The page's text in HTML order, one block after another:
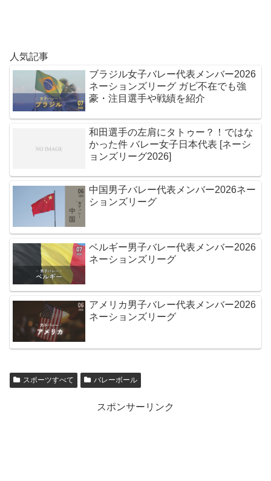
人気記事
ブラジル女子バレー代表メンバー2026
ネーションズリーグ ガビ不在でも強
豪・注目選手や戦績を紹介
和田選手の左肩にタトゥー？！ではな
かった件 バレー女子日本代表 [ネーシ
ョンズリーグ2026]
中国男子バレー代表メンバー2026ネー
ションズリーグ
ベルギー男子バレー代表メンバー2026
ネーションズリーグ
アメリカ男子バレー代表メンバー2026
ネーションズリーグ
スポーツすべて バレーボール
スポンサーリンク